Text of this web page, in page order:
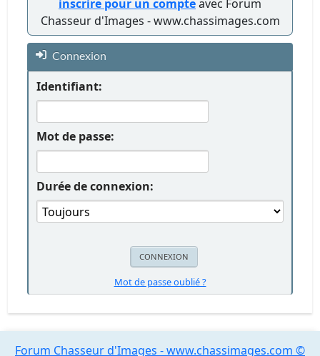
inscrire pour un compteavec Forum
Chasseur d'Images - www.chassimages.com
Connexion
Identifiant:
Mot de passe:
Durée de connexion:
Mot de passe oublié ?
Forum Chasseur d'Images - www.chassimages.com ©